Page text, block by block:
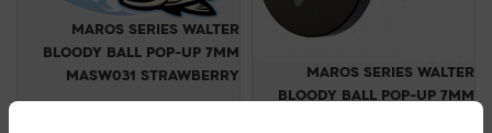
MAROS SERIES WALTER
BLOODY BALL POP-UP 7MM
MAROS SERIES WALTER
BLOODY BALL POP-UP 7MM
MASW031 STRAWBERRY